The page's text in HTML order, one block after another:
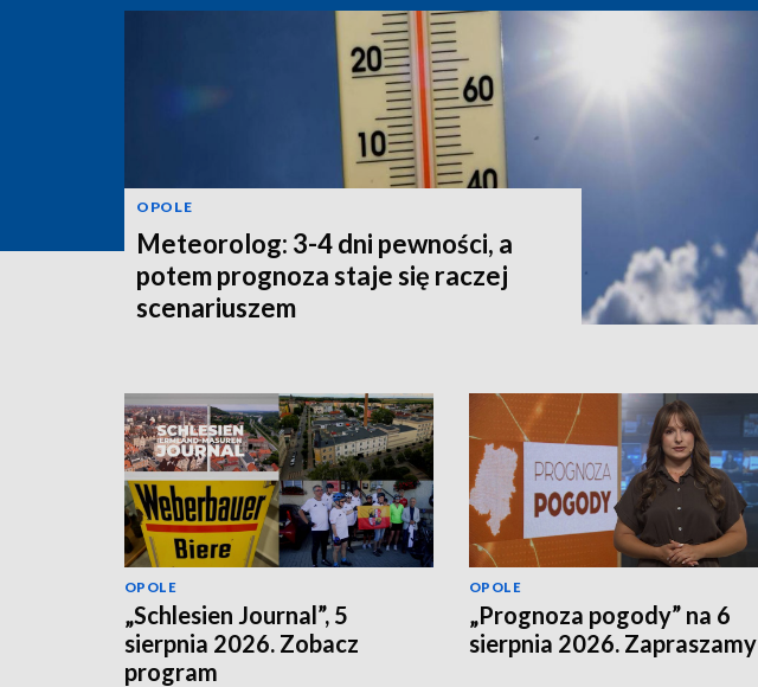
OPOLE
Meteorolog: 3-4 dni pewności, a
potem prognoza staje się raczej
scenariuszem
OPOLE
„Schlesien Journal”, 5
sierpnia 2026. Zobacz
program
OPOLE
„Prognoza pogody” na 6
sierpnia 2026. Zapraszamy